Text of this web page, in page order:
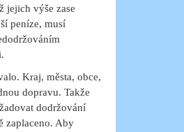
jejich výše zase
peníze, musí
Kraj, města, obce,
dopravu. Takže
dodržování
zaplaceno. Aby